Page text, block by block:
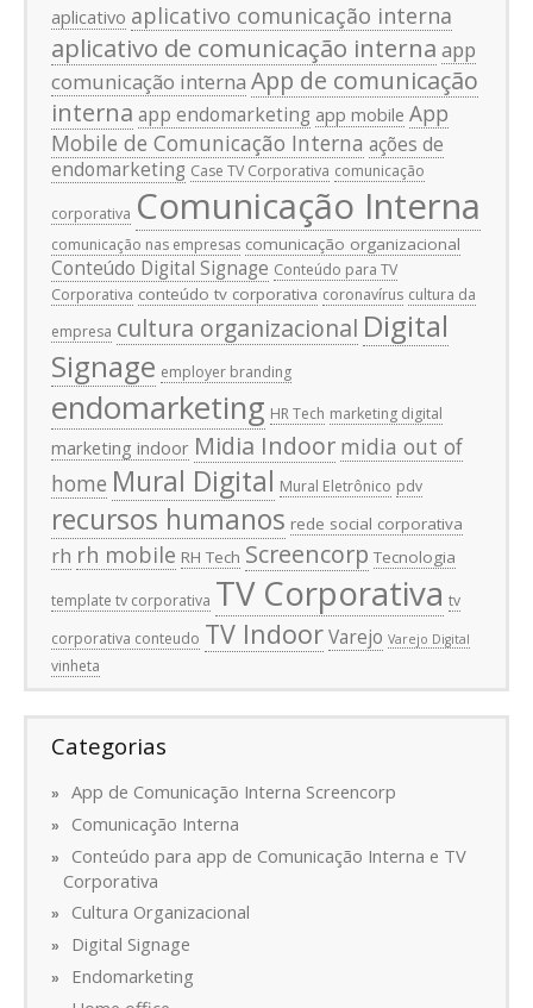
aplicativo aplicativo comunicação interna
aplicativo de comunicação interna app
comunicação interna App de comunicação
interna app endomarketing app mobile App
Mobile de Comunicação Interna ações de
endomarketing Case TV Corporativa comunicação
corporativa Comunicação Interna
comunicação nas empresas comunicação organizacional
Conteúdo Digital Signage Conteúdo para TV
Corporativa conteúdo tv corporativa coronavírus cultura da
empresa cultura organizacional Digital
Signage employer branding
endomarketing HR Tech marketing digital
marketing indoor Midia Indoor midia out of
home Mural Digital Mural Eletrônico pdv
recursos humanos rede social corporativa
rh rh mobile RH Tech Screencorp Tecnologia
template tv corporativa TV Corporativa tv
corporativa conteudo TV IndoorVarejo Varejo Digital
vinheta
Categorias
App de Comunicação Interna Screencorp
Comunicação Interna
Conteúdo para app de Comunicação Interna e TV
Corporativa
Cultura Organizacional
Digital Signage
Endomarketing